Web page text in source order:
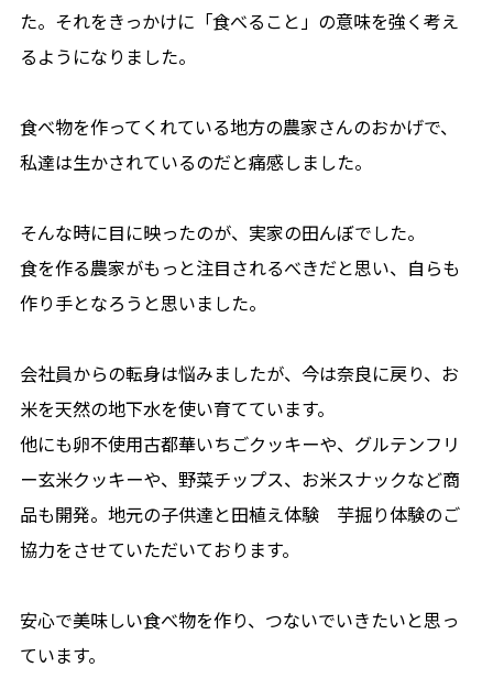
た。それをきっかけに「食べること」の意味を強く考え
るようになりました。
食べ物を作ってくれている地方の農家さんのおかげで、
私達は生かされているのだと痛感しました。
そんな時に目に映ったのが、実家の田んぼでした。
食を作る農家がもっと注目されるべきだと思い、自らも
作り手となろうと思いました。
会社員からの転身は悩みましたが、今は奈良に戻り、お
米を天然の地下水を使い育てています。
他にも卵不使用古都華いちごクッキーや、グルテンフリ
ー玄米クッキーや、野菜チップス、お米スナックなど商
品も開発。地元の子供達と田植え体験 芋掘り体験のご
協力をさせていただいております。
安心で美味しい食べ物を作り、つないでいきたいと思っ
ています。